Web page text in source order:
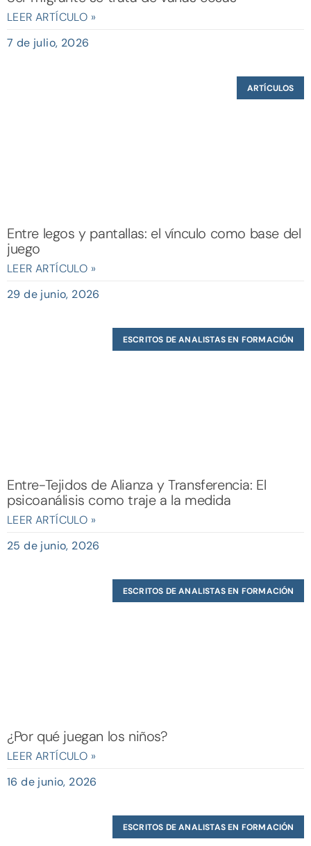
LEER ARTÍCULO »
7 de julio, 2026
ARTÍCULOS
Entre legos y pantallas: el vínculo como base del
juego
LEER ARTÍCULO »
29 de junio, 2026
ESCRITOS DE ANALISTAS EN FORMACIÓN
Entre-Tejidos de Alianza y Transferencia: El
psicoanálisis como traje a la medida
LEER ARTÍCULO »
25 de junio, 2026
ESCRITOS DE ANALISTAS EN FORMACIÓN
¿Por qué juegan los niños?
LEER ARTÍCULO »
16 de junio, 2026
ESCRITOS DE ANALISTAS EN FORMACIÓN